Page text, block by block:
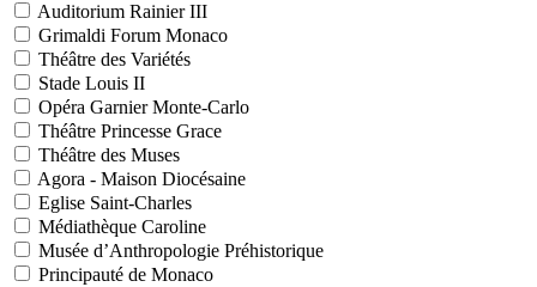
Auditorium Rainier III
Grimaldi Forum Monaco
Théâtre des Variétés
Stade Louis II
Opéra Garnier Monte-Carlo
Théâtre Princesse Grace
Théâtre des Muses
Agora - Maison Diocésaine
Eglise Saint-Charles
Médiathèque Caroline
Musée d’Anthropologie Préhistorique
Principauté de Monaco